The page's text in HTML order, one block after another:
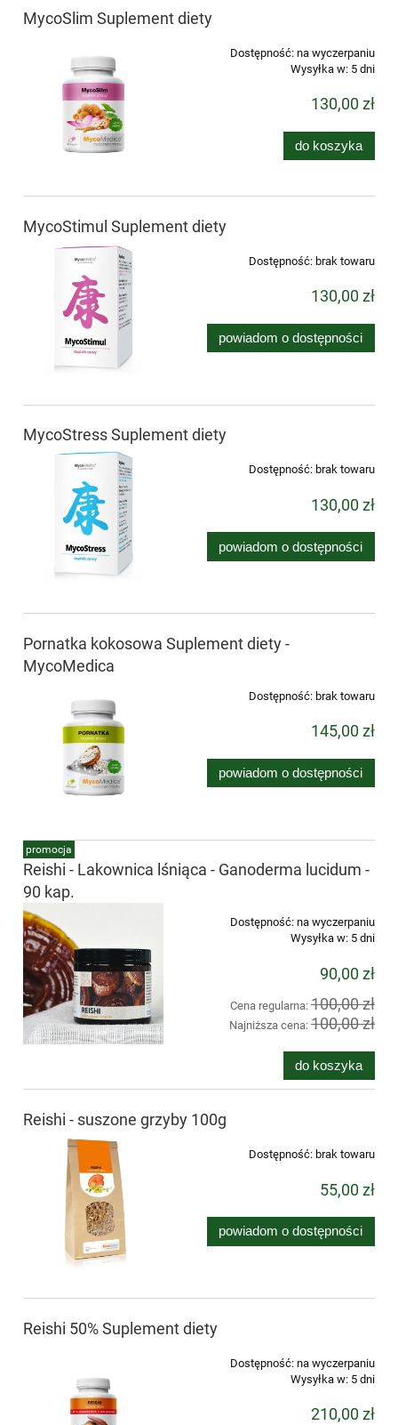
MycoSlim Suplement diety
Dostępność: na wyczerpaniu
Wysyłka w: 5 dni
130,00 zł
do koszyka
MycoStimul Suplement diety
Dostępność: brak towaru
130,00 zł
powiadom o dostępności
MycoStress Suplement diety
Dostępność: brak towaru
130,00 zł
powiadom o dostępności
Pornatka kokosowa Suplement diety -
MycoMedica
Dostępność: brak towaru
145,00 zł
powiadom o dostępności
Reishi - Lakownica lśniąca - Ganoderma lucidum -
90 kap.
Dostępność: na wyczerpaniu
Wysyłka w: 5 dni
90,00 zł
Cena regularna: 100,00 zł
Najniższa cena: 100,00 zł
do koszyka
promocja
Reishi - suszone grzyby 100g
Dostępność: brak towaru
55,00 zł
powiadom o dostępności
Reishi 50% Suplement diety
Dostępność: na wyczerpaniu
Wysyłka w: 5 dni
210,00 zł